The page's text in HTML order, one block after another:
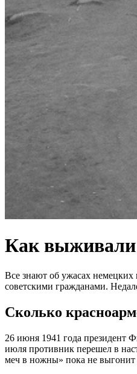
Как выживали
Все знают об ужасах немецких
советскими гражданами.
Сколько
26 июня 1941 года президент
июля противник перешел в
меч в ножны» пока не